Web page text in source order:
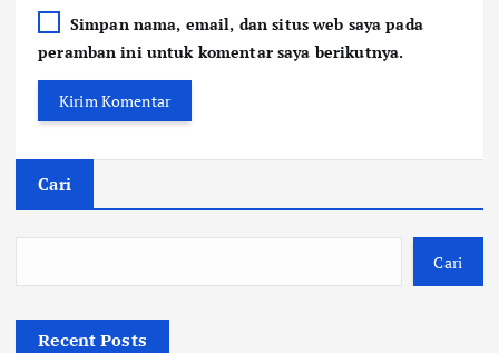
Simpan nama, email, dan situs web saya pada
peramban ini untuk komentar saya berikutnya.
Cari
Cari
Recent Posts